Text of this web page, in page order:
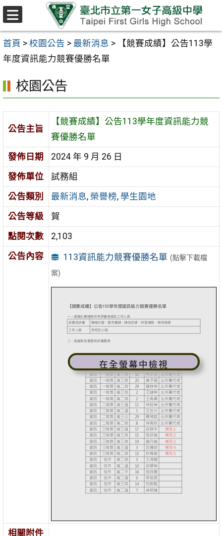
跳至主要內容區
首頁 > 校園公告 > 最新消息 >
【競賽成績】公告113學
年度資訊能力競賽優勝名單
校園公告
公告主旨
【競賽成績】公告113學年度資訊能力競
賽優勝名單
發佈日期
2024 年 9 月 26 日
發佈單位
試務組
公告類別
最新消息, 榮譽榜, 學生園地
公告等級
賀
點閱次數
2,103
公告內容
113資訊能力競賽優勝名單 (點擊下載檔
案)
在全螢幕中檢視
相關附件
選
單